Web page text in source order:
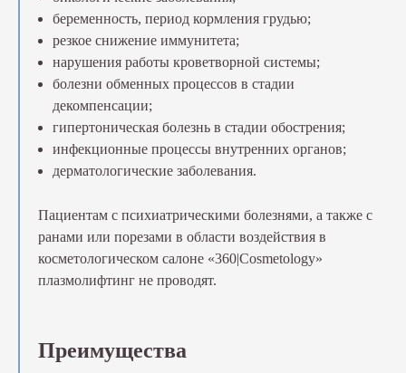
беременность, период кормления грудью;
резкое снижение иммунитета;
нарушения работы кроветворной системы;
болезни обменных процессов в стадии
декомпенсации;
гипертоническая болезнь в стадии обострения;
инфекционные процессы внутренних органов;
дерматологические заболевания.
Пациентам с психиатрическими болезнями, а также с
ранами или порезами в области воздействия в
косметологическом салоне «360|Cosmetology»
плазмолифтинг не проводят.
Преимущества